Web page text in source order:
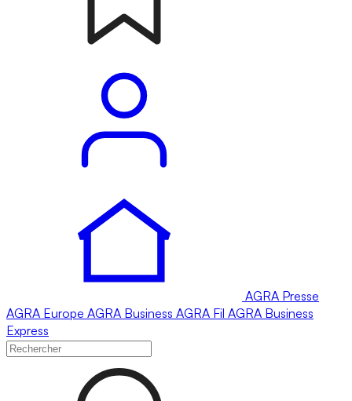
AGRA Presse
AGRA Europe AGRA Business AGRA Fil AGRA Business
Express